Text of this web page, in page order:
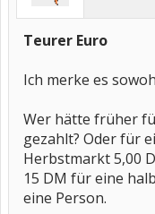
Teurer Euro
Ich merke es
Wer hätte früher
gezahlt? Oder für
Herbstmarkt 5,00
15 DM für eine
eine Person.